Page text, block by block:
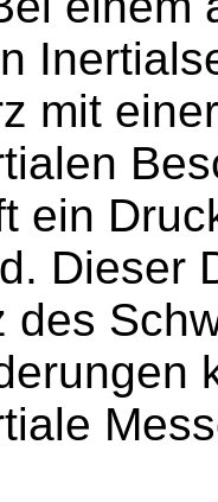
mit
ein
Dieser
des